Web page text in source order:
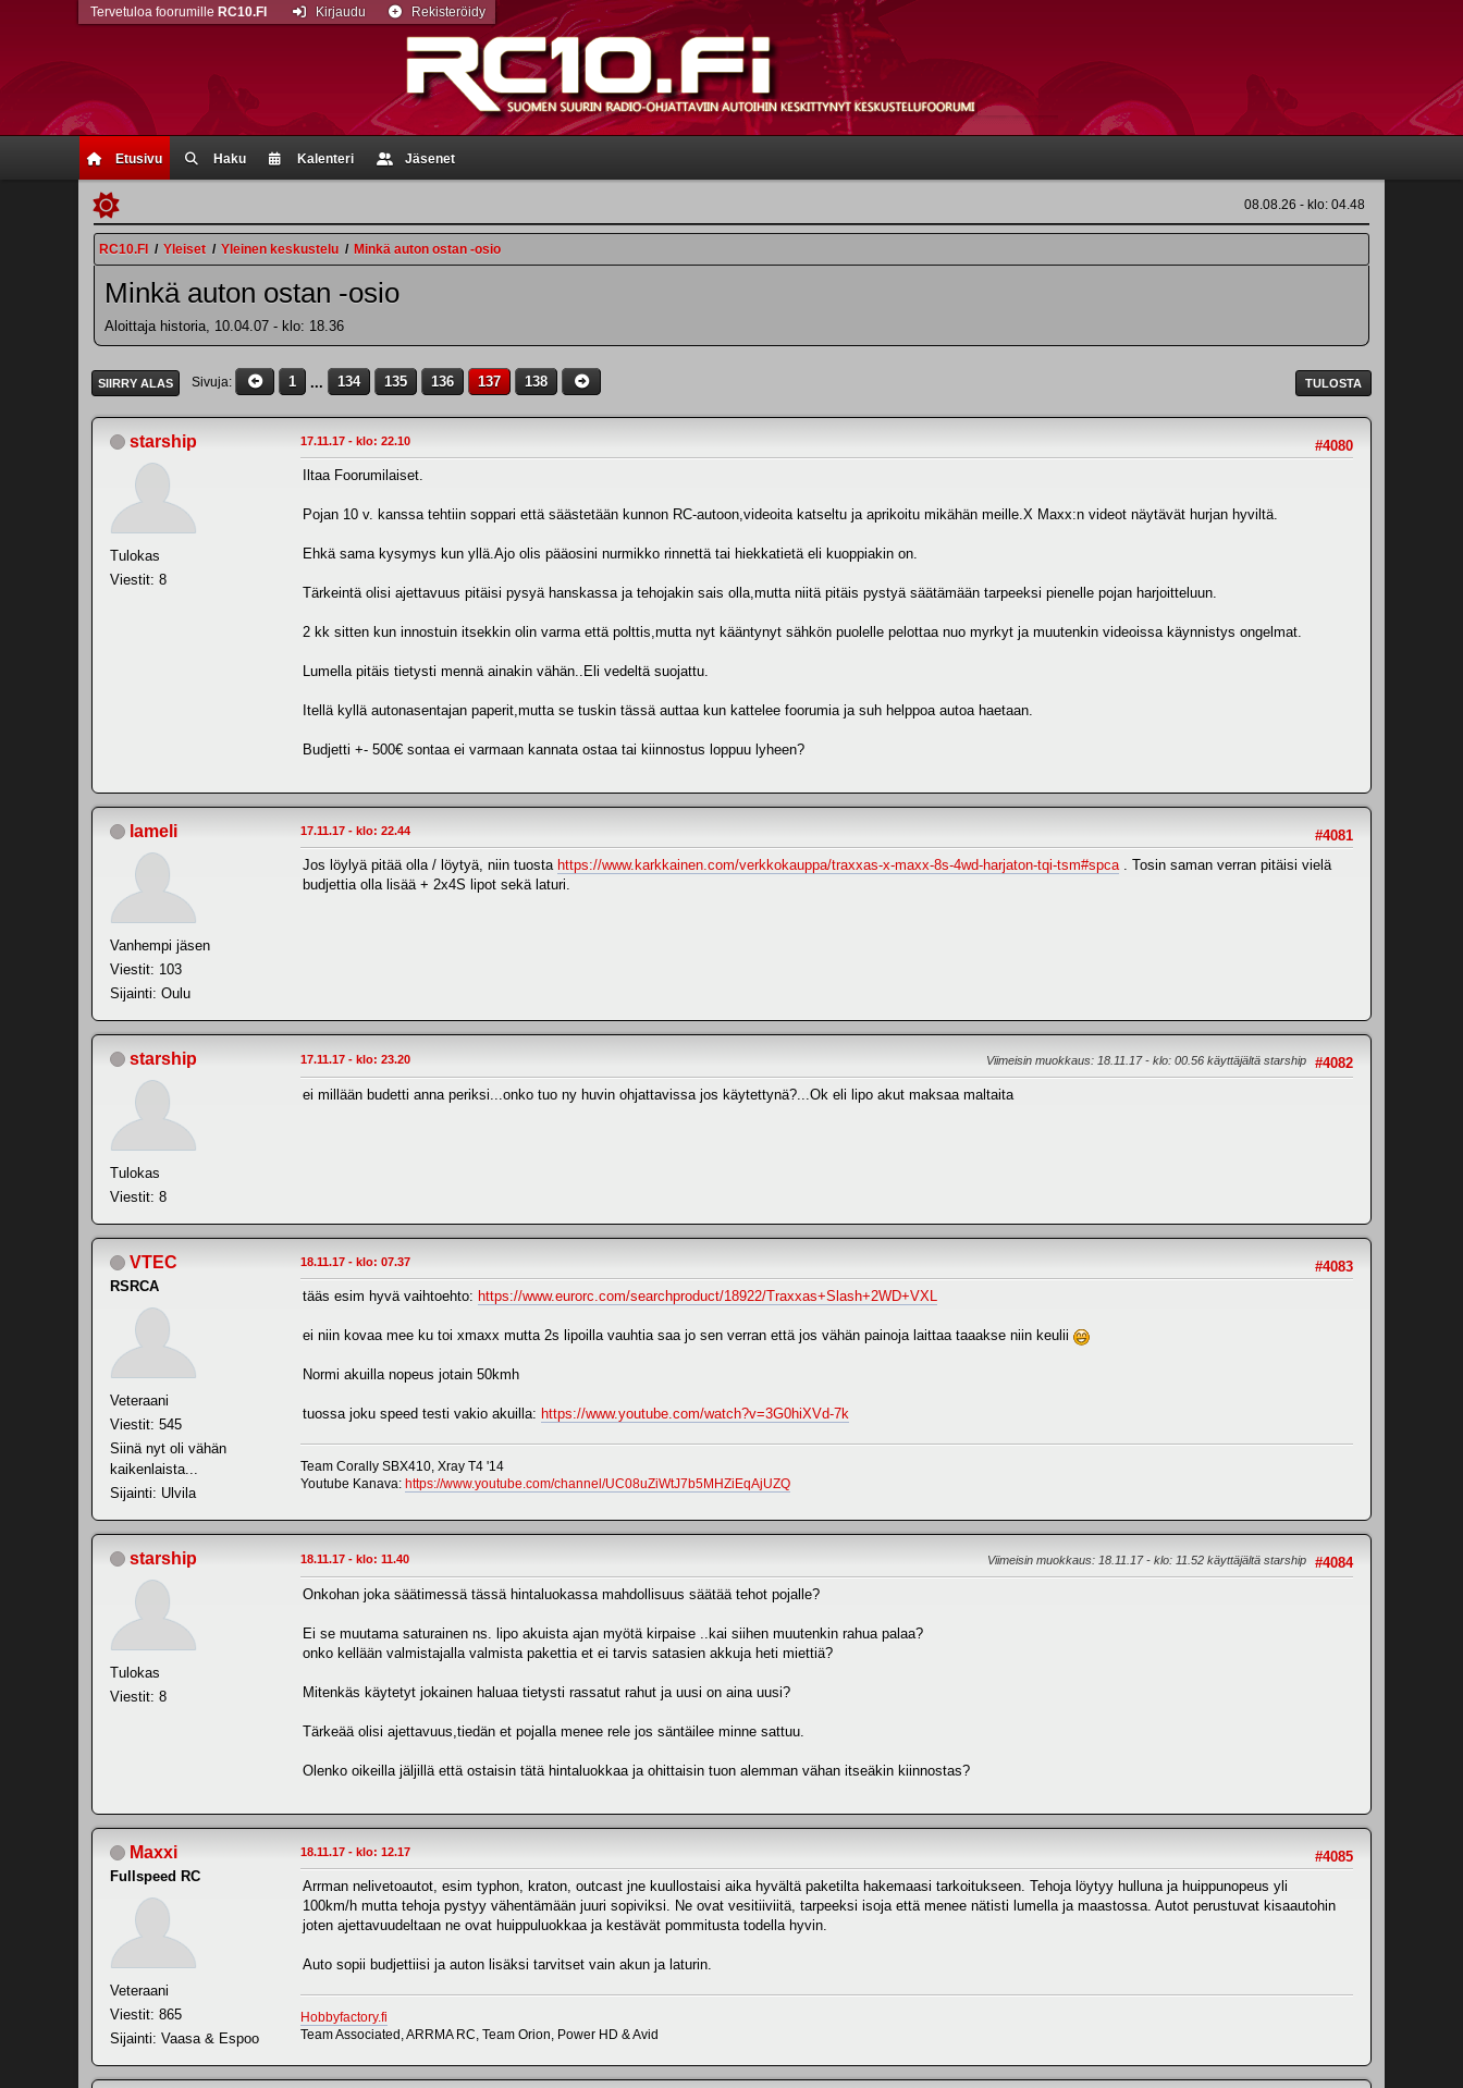
Etusivu Haku Kalenteri Jäsenet
Tervetuloa foorumille RC10.FI Kirjaudu Rekisteröidy
08.08.26 - klo: 04.48
RC10.FI / Yleiset / Yleinen keskustelu / Minkä auton ostan -osio
Minkä auton ostan -osio
Aloittaja historia, 10.04.07 - klo: 18.36
TULOSTA
SIIRRY ALAS Sivuja 1 ... 134 135 136 137 138
starship
Tulokas
Viestit: 8
#4080
17.11.17 - klo: 22.10
Iltaa Foorumilaiset.
Pojan 10 v. kanssa tehtiin soppari että säästetään kunnon RC-autoon,videoita katseltu ja aprikoitu mikähän meille.X Maxx:n videot näytävät hurjan hyviltä.
Ehkä sama kysymys kun yllä.Ajo olis pääosini nurmikko rinnettä tai hiekkatietä eli kuoppiakin on.
Tärkeintä olisi ajettavuus pitäisi pysyä hanskassa ja tehojakin sais olla,mutta niitä pitäis pystyä säätämään tarpeeksi pienelle pojan harjoitteluun.
2 kk sitten kun innostuin itsekkin olin varma että polttis,mutta nyt kääntynyt sähkön puolelle pelottaa nuo myrkyt ja muutenkin videoissa käynnistys ongelmat.
Lumella pitäis tietysti mennä ainakin vähän..Eli vedeltä suojattu.
Itellä kyllä autonasentajan paperit,mutta se tuskin tässä auttaa kun kattelee foorumia ja suh helppoa autoa haetaan.
Budjetti +- 500€ sontaa ei varmaan kannata ostaa tai kiinnostus loppuu lyheen?
lameli
Vanhempi jäsen
Viestit: 103
Sijainti: Oulu
#4081
17.11.17 - klo: 22.44
Jos löylyä pitää olla / löytyä, niin tuosta https://www.karkkainen.com/verkkokauppa/traxxas-x-maxx-8s-4wd-harjaton-tqi-tsm#spca . Tosin saman verran pitäisi vielä
budjettia olla lisää + 2x4S lipot sekä laturi.
starship
Tulokas
Viestit: 8
#4082
17.11.17 - klo: 23.20 Viimeisin muokkaus: 18.11.17 - klo: 00.56 käyttäjältä starship
ei millään budetti anna periksi...onko tuo ny huvin ohjattavissa jos käytettynä?...Ok eli lipo akut maksaa maltaita
VTEC
RSRCA
Veteraani
Viestit: 545
Siinä nyt oli vähän
kaikenlaista...
Sijainti: Ulvila
#4083
18.11.17 - klo: 07.37
tääs esim hyvä vaihtoehto: https://www.eurorc.com/searchproduct/18922/Traxxas+Slash+2WD+VXL
ei niin kovaa mee ku toi xmaxx mutta 2s lipoilla vauhtia saa jo sen verran että jos vähän painoja laittaa taaakse niin keulii
Normi akuilla nopeus jotain 50kmh
tuossa joku speed testi vakio akuilla: https://www.youtube.com/watch?v=3G0hiXVd-7k
Team Corally SBX410, Xray T4 '14
Youtube Kanava: https://www.youtube.com/channel/UC08uZiWtJ7b5MHZiEqAjUZQ
starship
Tulokas
Viestit: 8
#4084
18.11.17 - klo: 11.40 Viimeisin muokkaus: 18.11.17 - klo: 11.52 käyttäjältä starship
Onkohan joka säätimessä tässä hintaluokassa mahdollisuus säätää tehot pojalle?
Ei se muutama saturainen ns. lipo akuista ajan myötä kirpaise ..kai siihen muutenkin rahua palaa?
onko kellään valmistajalla valmista pakettia et ei tarvis satasien akkuja heti miettiä?
Mitenkäs käytetyt jokainen haluaa tietysti rassatut rahut ja uusi on aina uusi?
Tärkeää olisi ajettavuus,tiedän et pojalla menee rele jos säntäilee minne sattuu.
Olenko oikeilla jäljillä että ostaisin tätä hintaluokkaa ja ohittaisin tuon alemman vähan itseäkin kiinnostas?
Maxxi
Fullspeed RC
Veteraani
Viestit: 865
Sijainti: Vaasa & Espoo
#4085
18.11.17 - klo: 12.17
Arrman nelivetoautot, esim typhon, kraton, outcast jne kuullostaisi aika hyvältä paketilta hakemaasi tarkoitukseen. Tehoja löytyy hulluna ja huippunopeus yli
100km/h mutta tehoja pystyy vähentämään juuri sopiviksi. Ne ovat vesitiiviitä, tarpeeksi isoja että menee nätisti lumella ja maastossa. Autot perustuvat kisaautohin
joten ajettavuudeltaan ne ovat huippuluokkaa ja kestävät pommitusta todella hyvin.
Auto sopii budjettiisi ja auton lisäksi tarvitset vain akun ja laturin.
Hobbyfactory.fi
Team Associated, ARRMA RC, Team Orion, Power HD & Avid